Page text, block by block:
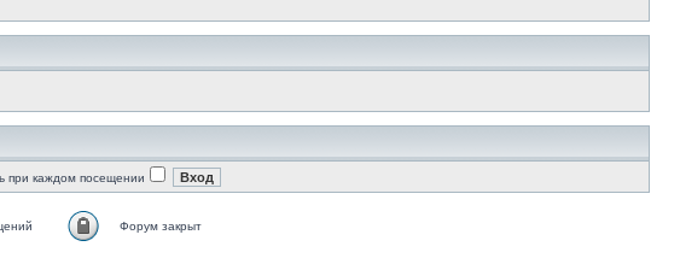
при каждом посещении
Форум закрыт